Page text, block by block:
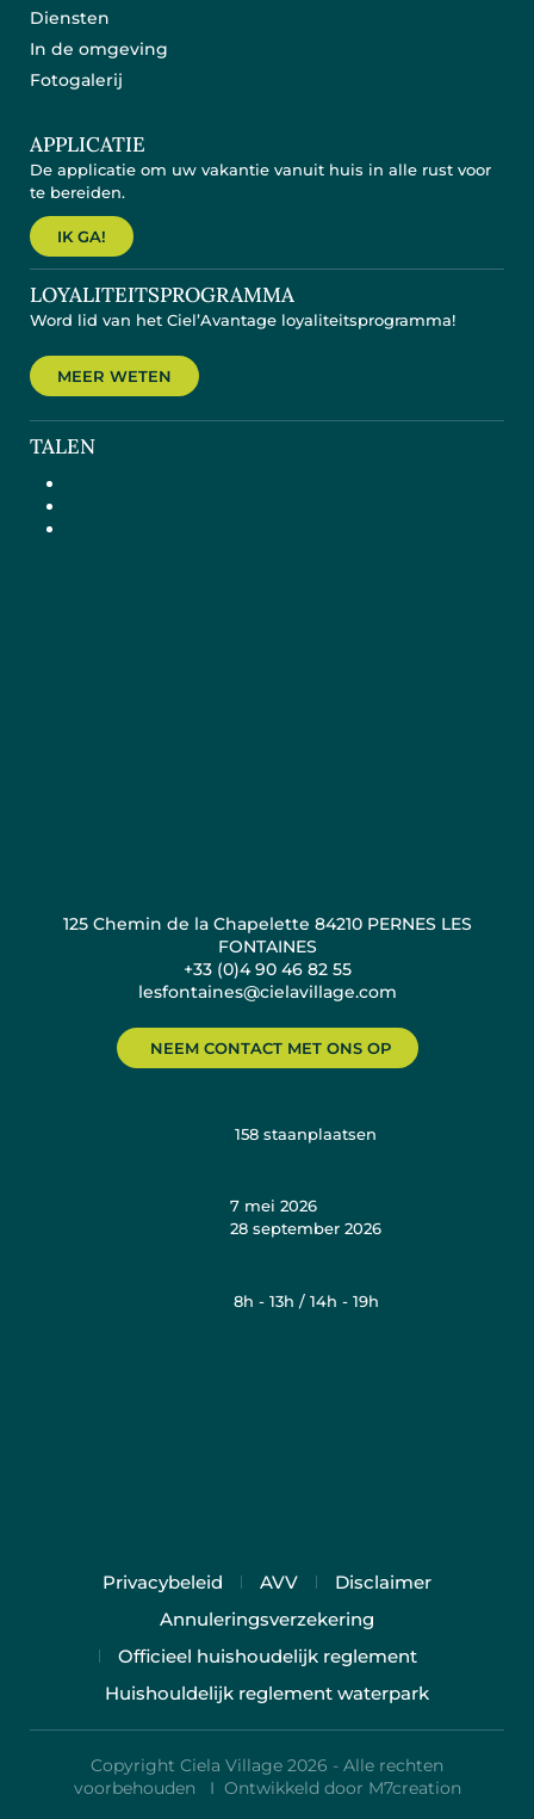
Diensten
In de omgeving
Fotogalerij
APPLICATIE
De applicatie om uw vakantie vanuit huis in alle rust voor
te bereiden.
IK GA!
LOYALITEITSPROGRAMMA
Word lid van het Ciel’Avantage loyaliteitsprogramma!
MEER WETEN
TALEN
125 Chemin de la Chapelette 84210 PERNES LES
FONTAINES
+33 (0)4 90 46 82 55
lesfontaines@cielavillage.com
NEEM CONTACT MET ONS OP
158 staanplaatsen
7 mei 2026
28 september 2026
8h - 13h / 14h - 19h
Privacybeleid AVV
Disclaimer
Annuleringsverzekering
Officieel huishoudelijk reglement
Huishouldelijk reglement waterpark
Copyright Ciela Village 2026 - Alle rechten
voorbehouden I Ontwikkeld door M7creation